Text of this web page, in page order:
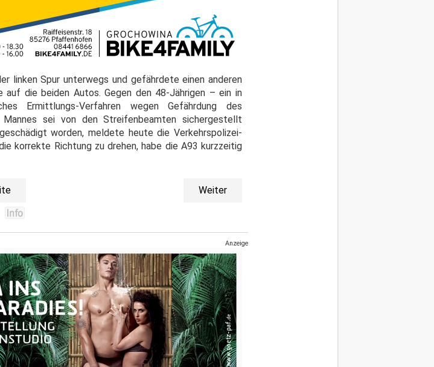
linken Spur unterwegs und gefährdete einen anderen
die beiden Autos. Gegen den 48-Jährigen – ein in
Ermittlungs-Verfahren wegen Gefährdung des
sei von den Streifenbeamten sichergestellt
worden, meldete heute die Verkehrspolizei-
korrekte Richtung zu drehen, habe die A93 kurzzeitig
Weiter
Anzeige